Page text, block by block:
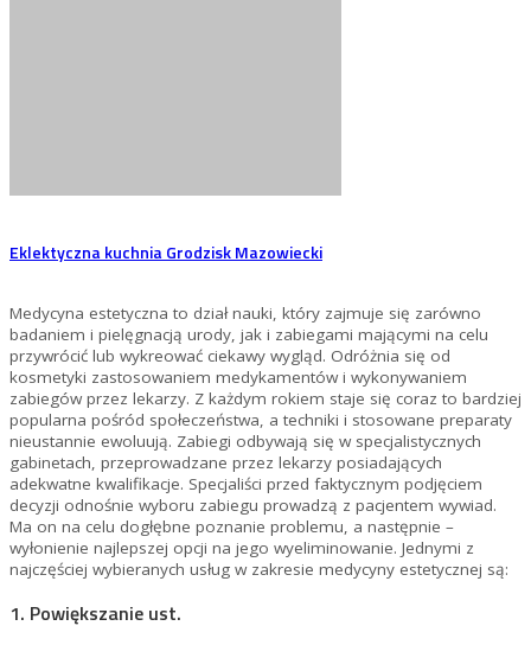
Eklektyczna kuchnia Grodzisk Mazowiecki
Medycyna estetyczna to dział nauki, który zajmuje się zarówno
badaniem i pielęgnacją urody, jak i zabiegami mającymi na celu
przywrócić lub wykreować ciekawy wygląd. Odróżnia się od
kosmetyki zastosowaniem medykamentów i wykonywaniem
zabiegów przez lekarzy. Z każdym rokiem staje się coraz to bardziej
popularna pośród społeczeństwa, a techniki i stosowane preparaty
nieustannie ewoluują. Zabiegi odbywają się w specjalistycznych
gabinetach, przeprowadzane przez lekarzy posiadających
adekwatne kwalifikacje. Specjaliści przed faktycznym podjęciem
decyzji odnośnie wyboru zabiegu prowadzą z pacjentem wywiad.
Ma on na celu dogłębne poznanie problemu, a następnie –
wyłonienie najlepszej opcji na jego wyeliminowanie. Jednymi z
najczęściej wybieranych usług w zakresie medycyny estetycznej są:
1. Powiększanie ust.